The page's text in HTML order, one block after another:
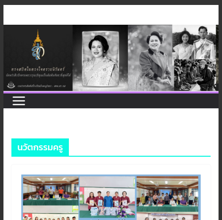
to
นวัตกรรมครู